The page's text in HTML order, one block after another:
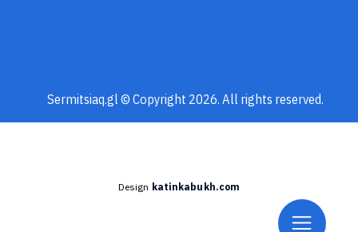
Sermitsiaq.gl © Copyright 2026. All rights reserved.
Design katinkabukh.com